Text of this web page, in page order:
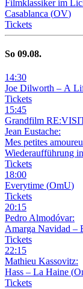
Filmklassiker im
Casablanca (OV)
Tickets
So 09.08.
14:30
Joe Dilworth – A
Tickets
15:45
Grandfilm
Jean Eustache:
Mes petites
Wiederaufführung
Tickets
18:00
Everytime (OmU)
Tickets
20:15
Pedro Almodóvar:
Amarga Navidad –
Tickets
22:15
Mathieu Kassovitz:
Hass – La Haine (
Tickets